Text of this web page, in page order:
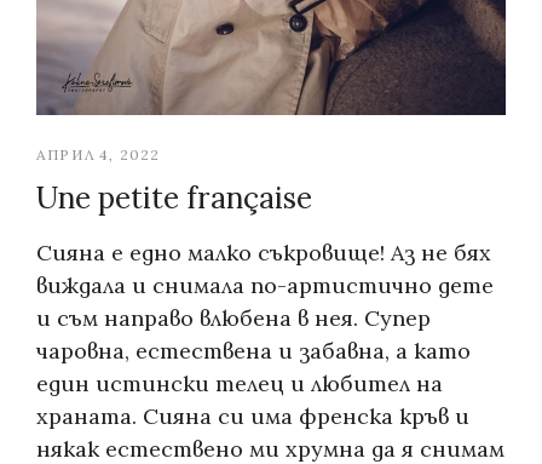
АПРИЛ 4, 2022
Une petite française
Сияна е едно малко съкровище! Аз не бях
виждала и снимала по-артистично дете
и съм направо влюбена в нея. Супер
чаровна, естествена и забавна, а като
един истински телец и любител на
храната. Сияна си има френска кръв и
някак естествено ми хрумна да я снимам